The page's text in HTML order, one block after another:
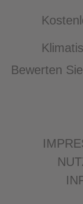
Bewerten